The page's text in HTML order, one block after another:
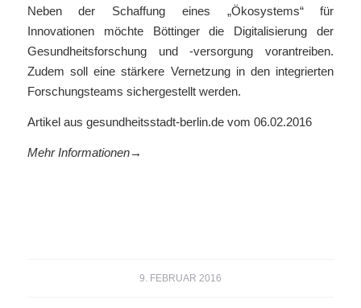
Neben der Schaffung eines „Ökosystems“ für
Innovationen möchte Böttinger die Digitalisierung der
Gesundheitsforschung und -versorgung vorantreiben.
Zudem soll eine stärkere Vernetzung in den integrierten
Forschungsteams sichergestellt werden.
Artikel aus gesundheitsstadt-berlin.de vom 06.02.2016
Mehr Informationen→
9. FEBRUAR 2016